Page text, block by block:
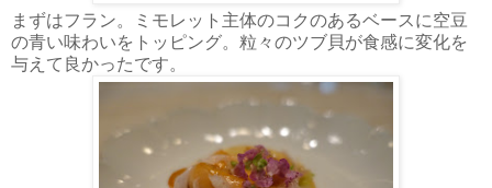
まずはフラン。ミモレット主体のコクのあるベースに空豆
の青い味わいをトッピング。粒々のツブ貝が食感に変化を
与えて良かったです。